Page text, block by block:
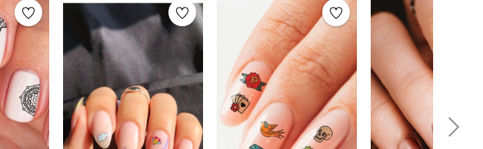
Cımbız: Tırnak taşlarını yerleştirmek ve ince nokta çalışmaları yapmak için idealdir.Pamuklu
Çubuklar ve Aseton: Oje taşmalarını temizlemek için kullanılır.Oje ve Şeffaf Oje (Astar): Tırnak
süsleme için şeffaf oje son kat olarak uygulanabilir.
Tırnak Tattoo, tırnaklarınıza eşsiz bir görünüm kazandıran geçici dövme tasarımları sunar. Bu
dövmeler, tırnak sanatınızı zahmetsizce ve hızlı bir şekilde uygulamanıza olanak tanır. Hem pratik
hem de şık bir seçenek olan tırnak dövmeleri, her gün veya özel günlerde tırnaklarınızı süslemek için
idealdir. Çeşitli desenler ve modern tasarımlar ile tırnaklarınızda özgünlük yaratabilir ve şıklığınızı
vurgulayabilirsiniz. Kolayca uygulanabilir ve çıkarılabilir olması, bu dövmeleri özellikle tercih edilen
bir seçenek haline getirir. Tırnak tattoo ile her zaman bakımlı ve zarif tırnaklara sahip olabilirsiniz.